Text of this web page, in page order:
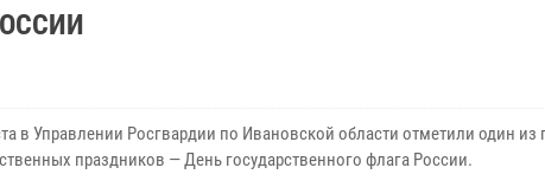
в Управлении Росгвардии по Ивановской области отметили один из
праздников — День государственного флага России.